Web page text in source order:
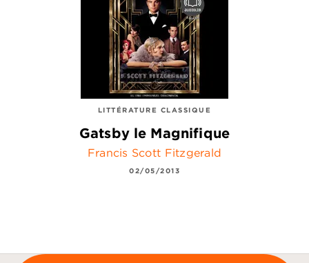
LITTÉRATURE CLASSIQUE
Gatsby le Magnifique
Francis Scott Fitzgerald
02/05/2013